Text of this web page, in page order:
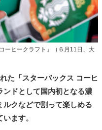
ーヒークラフト」（６月11日、大
た「スターバックス コーヒ
ンドとして国内初となる濃
クなどで割って楽しめる
ます。